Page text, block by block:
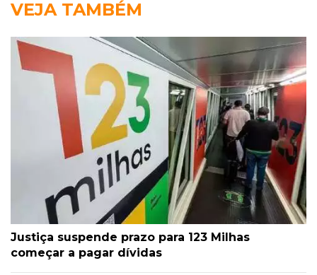
VEJA TAMBÉM
Justiça suspende prazo para 123 Milhas
começar a pagar dívidas